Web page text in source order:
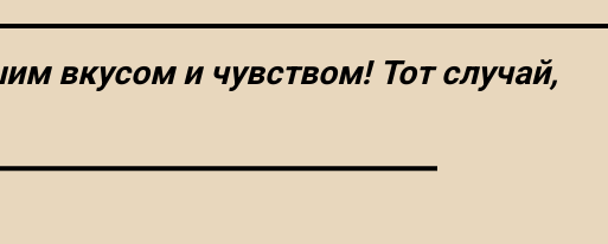
вкусом и чувством! Тот случай,